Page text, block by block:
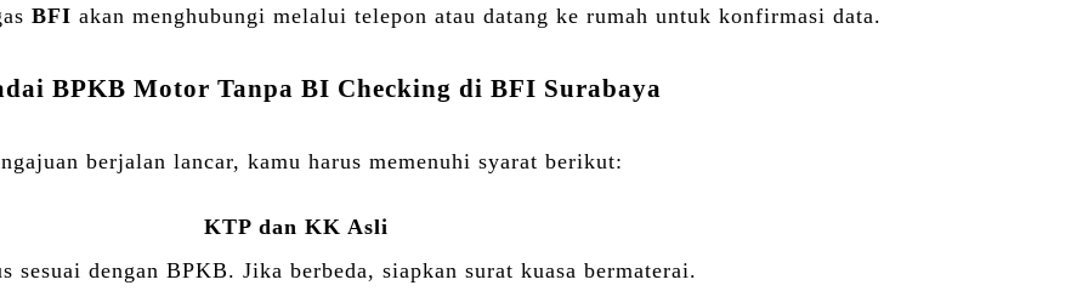
BFI akan menghubungi melalui telepon atau datang ke rumah untuk konfirmasi data.
BPKB Motor Tanpa BI Checking di BFI Surabaya
berjalan lancar, kamu harus memenuhi syarat berikut:
KTP dan KK Asli
sesuai dengan BPKB. Jika berbeda, siapkan surat kuasa bermaterai.